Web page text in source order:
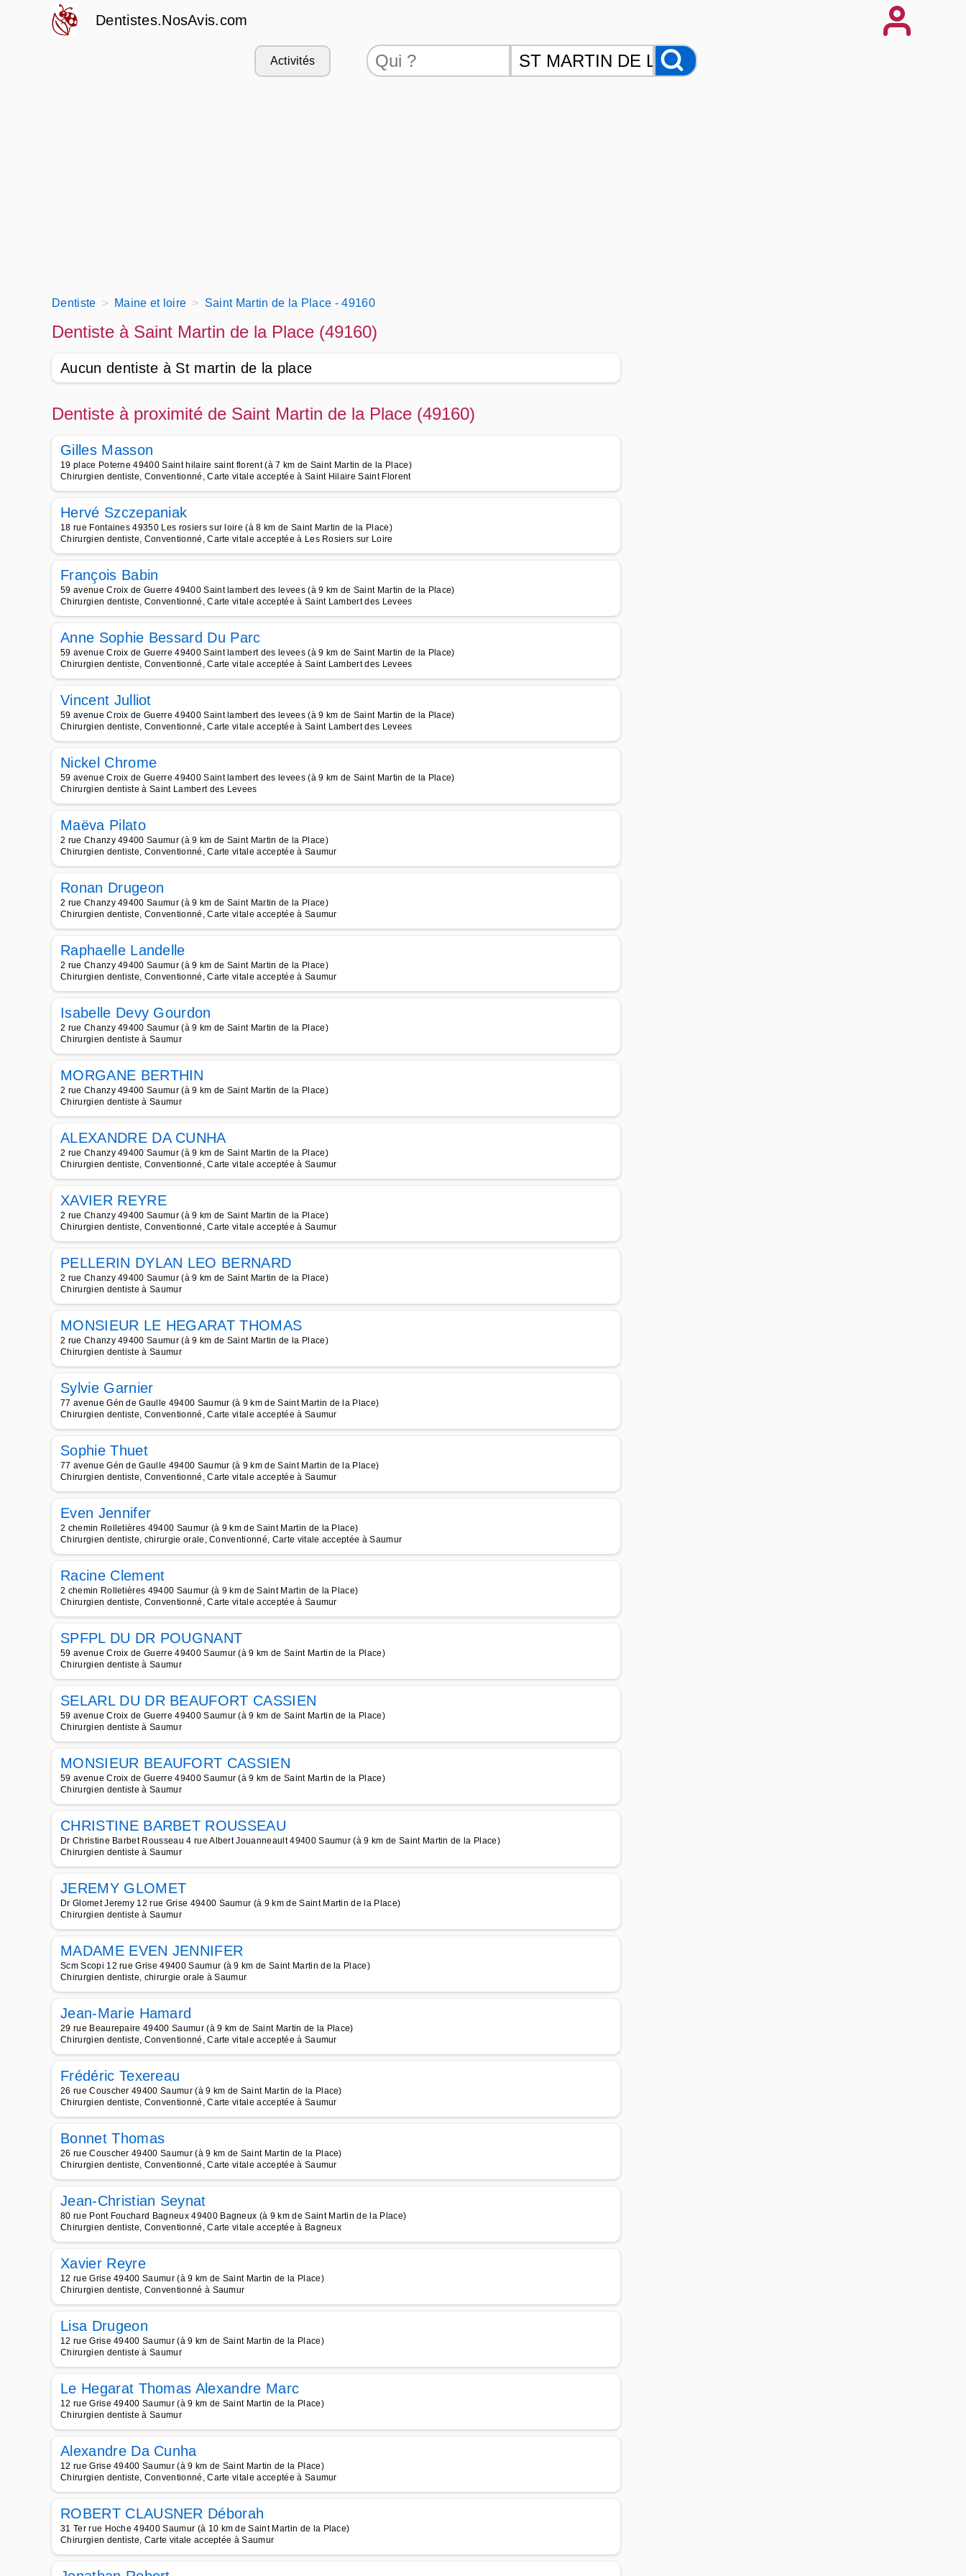
Dentistes.NosAvis.com
Activités
Dentiste Maine et loire Saint Martin de la Place - 49160
Dentiste à Saint Martin de la Place (49160)
Aucun dentiste à St martin de la place
Dentiste à proximité de Saint Martin de la Place (49160)
Gilles Masson
19 place Poterne 49400 Saint hilaire saint florent (à 7 km de Saint Martin de la Place)
Chirurgien dentiste, Conventionné, Carte vitale acceptée à Saint Hilaire Saint Florent
Hervé Szczepaniak
18 rue Fontaines 49350 Les rosiers sur loire (à 8 km de Saint Martin de la Place)
Chirurgien dentiste, Conventionné, Carte vitale acceptée à Les Rosiers sur Loire
François Babin
59 avenue Croix de Guerre 49400 Saint lambert des levees (à 9 km de Saint Martin de la Place)
Chirurgien dentiste, Conventionné, Carte vitale acceptée à Saint Lambert des Levees
Anne Sophie Bessard Du Parc
59 avenue Croix de Guerre 49400 Saint lambert des levees (à 9 km de Saint Martin de la Place)
Chirurgien dentiste, Conventionné, Carte vitale acceptée à Saint Lambert des Levees
Vincent Julliot
59 avenue Croix de Guerre 49400 Saint lambert des levees (à 9 km de Saint Martin de la Place)
Chirurgien dentiste, Conventionné, Carte vitale acceptée à Saint Lambert des Levees
Nickel Chrome
59 avenue Croix de Guerre 49400 Saint lambert des levees (à 9 km de Saint Martin de la Place)
Chirurgien dentiste à Saint Lambert des Levees
Maëva Pilato
2 rue Chanzy 49400 Saumur (à 9 km de Saint Martin de la Place)
Chirurgien dentiste, Conventionné, Carte vitale acceptée à Saumur
Ronan Drugeon
2 rue Chanzy 49400 Saumur (à 9 km de Saint Martin de la Place)
Chirurgien dentiste, Conventionné, Carte vitale acceptée à Saumur
Raphaelle Landelle
2 rue Chanzy 49400 Saumur (à 9 km de Saint Martin de la Place)
Chirurgien dentiste, Conventionné, Carte vitale acceptée à Saumur
Isabelle Devy Gourdon
2 rue Chanzy 49400 Saumur (à 9 km de Saint Martin de la Place)
Chirurgien dentiste à Saumur
MORGANE BERTHIN
2 rue Chanzy 49400 Saumur (à 9 km de Saint Martin de la Place)
Chirurgien dentiste à Saumur
ALEXANDRE DA CUNHA
2 rue Chanzy 49400 Saumur (à 9 km de Saint Martin de la Place)
Chirurgien dentiste, Conventionné, Carte vitale acceptée à Saumur
XAVIER REYRE
2 rue Chanzy 49400 Saumur (à 9 km de Saint Martin de la Place)
Chirurgien dentiste, Conventionné, Carte vitale acceptée à Saumur
PELLERIN DYLAN LEO BERNARD
2 rue Chanzy 49400 Saumur (à 9 km de Saint Martin de la Place)
Chirurgien dentiste à Saumur
MONSIEUR LE HEGARAT THOMAS
2 rue Chanzy 49400 Saumur (à 9 km de Saint Martin de la Place)
Chirurgien dentiste à Saumur
Sylvie Garnier
77 avenue Gén de Gaulle 49400 Saumur (à 9 km de Saint Martin de la Place)
Chirurgien dentiste, Conventionné, Carte vitale acceptée à Saumur
Sophie Thuet
77 avenue Gén de Gaulle 49400 Saumur (à 9 km de Saint Martin de la Place)
Chirurgien dentiste, Conventionné, Carte vitale acceptée à Saumur
Even Jennifer
2 chemin Rolletières 49400 Saumur (à 9 km de Saint Martin de la Place)
Chirurgien dentiste, chirurgie orale, Conventionné, Carte vitale acceptée à Saumur
Racine Clement
2 chemin Rolletières 49400 Saumur (à 9 km de Saint Martin de la Place)
Chirurgien dentiste, Conventionné, Carte vitale acceptée à Saumur
SPFPL DU DR POUGNANT
59 avenue Croix de Guerre 49400 Saumur (à 9 km de Saint Martin de la Place)
Chirurgien dentiste à Saumur
SELARL DU DR BEAUFORT CASSIEN
59 avenue Croix de Guerre 49400 Saumur (à 9 km de Saint Martin de la Place)
Chirurgien dentiste à Saumur
MONSIEUR BEAUFORT CASSIEN
59 avenue Croix de Guerre 49400 Saumur (à 9 km de Saint Martin de la Place)
Chirurgien dentiste à Saumur
CHRISTINE BARBET ROUSSEAU
Dr Christine Barbet Rousseau 4 rue Albert Jouanneault 49400 Saumur (à 9 km de Saint Martin de la Place)
Chirurgien dentiste à Saumur
JEREMY GLOMET
Dr Glomet Jeremy 12 rue Grise 49400 Saumur (à 9 km de Saint Martin de la Place)
Chirurgien dentiste à Saumur
MADAME EVEN JENNIFER
Scm Scopi 12 rue Grise 49400 Saumur (à 9 km de Saint Martin de la Place)
Chirurgien dentiste, chirurgie orale à Saumur
Jean-Marie Hamard
29 rue Beaurepaire 49400 Saumur (à 9 km de Saint Martin de la Place)
Chirurgien dentiste, Conventionné, Carte vitale acceptée à Saumur
Frédéric Texereau
26 rue Couscher 49400 Saumur (à 9 km de Saint Martin de la Place)
Chirurgien dentiste, Conventionné, Carte vitale acceptée à Saumur
Bonnet Thomas
26 rue Couscher 49400 Saumur (à 9 km de Saint Martin de la Place)
Chirurgien dentiste, Conventionné, Carte vitale acceptée à Saumur
Jean-Christian Seynat
80 rue Pont Fouchard Bagneux 49400 Bagneux (à 9 km de Saint Martin de la Place)
Chirurgien dentiste, Conventionné, Carte vitale acceptée à Bagneux
Xavier Reyre
12 rue Grise 49400 Saumur (à 9 km de Saint Martin de la Place)
Chirurgien dentiste, Conventionné à Saumur
Lisa Drugeon
12 rue Grise 49400 Saumur (à 9 km de Saint Martin de la Place)
Chirurgien dentiste à Saumur
Le Hegarat Thomas Alexandre Marc
12 rue Grise 49400 Saumur (à 9 km de Saint Martin de la Place)
Chirurgien dentiste à Saumur
Alexandre Da Cunha
12 rue Grise 49400 Saumur (à 9 km de Saint Martin de la Place)
Chirurgien dentiste, Conventionné, Carte vitale acceptée à Saumur
ROBERT CLAUSNER Déborah
31 Ter rue Hoche 49400 Saumur (à 10 km de Saint Martin de la Place)
Chirurgien dentiste, Carte vitale acceptée à Saumur